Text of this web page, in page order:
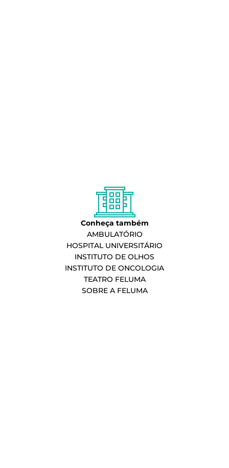
Conheça também
AMBULATÓRIO
HOSPITAL UNIVERSITÁRIO
INSTITUTO DE OLHOS
INSTITUTO DE ONCOLOGIA
TEATRO FELUMA
SOBRE A FELUMA